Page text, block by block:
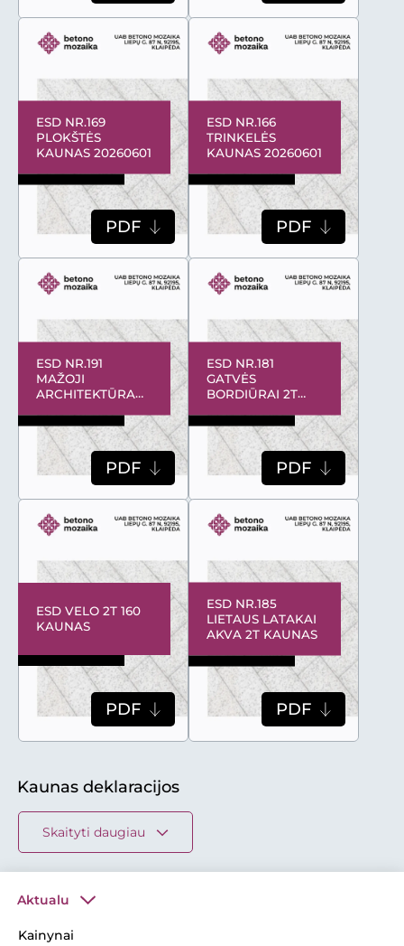
ESD NR.169
PLOKŠTĖS
KAUNAS 20260601
PDF
ESD NR.166
TRINKELĖS
KAUNAS 20260601
PDF
ESD NR.191
MAŽOJI
ARCHITEKTŪRA
PDF
ESD NR.181
GATVĖS
BORDIŪRAI 2T
PDF
ESD VELO 2T 160
KAUNAS
PDF
ESD NR.185
LIETAUS LATAKAI
AKVA 2T KAUNAS
PDF
Kaunas deklaracijos
Skaityti daugiau
Aktualu
Kainynai